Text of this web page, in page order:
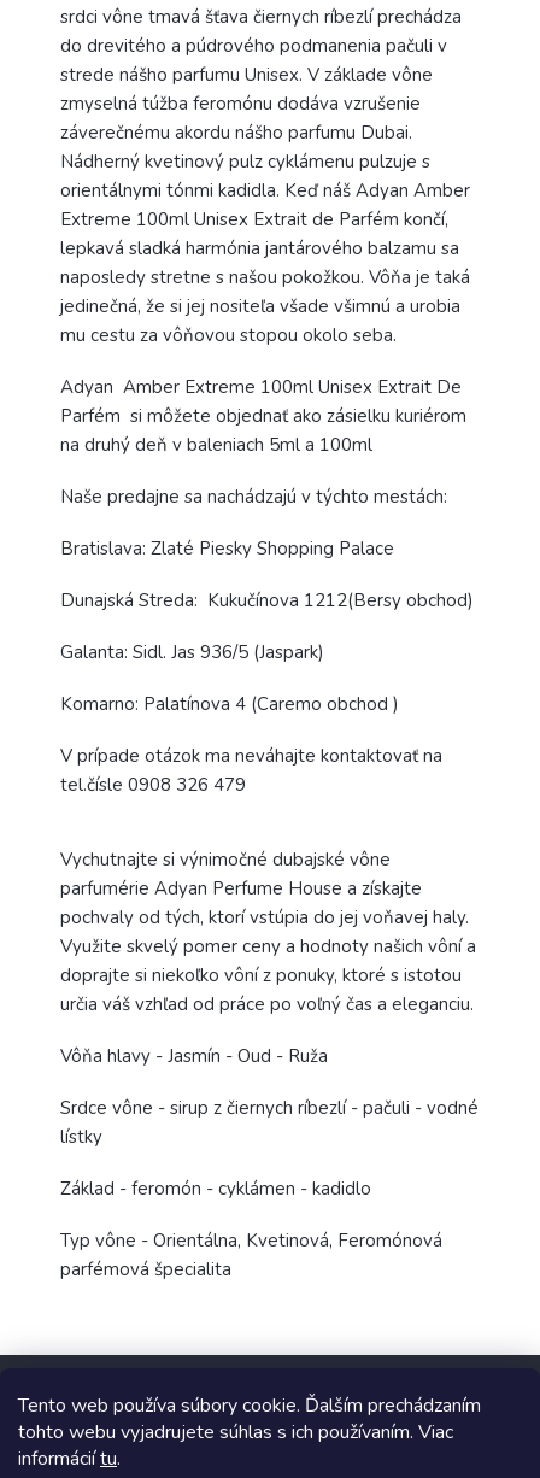
Tento web používa súbory cookie. Ďalším prechádzaním
tohto webu vyjadrujete súhlas s ich používaním. Viac
informáciítu.
srdci vône tmavá šťava čiernych ríbezlí prechádza
do drevitého a púdrového podmanenia pačuli v
strede nášho parfumu Unisex. V základe vône
zmyselná túžba feromónu dodáva vzrušenie
záverečnému akordu nášho parfumu Dubai.
Nádherný kvetinový pulz cyklámenu pulzuje s
orientálnymi tónmi kadidla. Keď náš Adyan Amber
Extreme 100ml Unisex Extrait de Parfém končí,
lepkavá sladká harmónia jantárového balzamu sa
naposledy stretne s našou pokožkou. Vôňa je taká
jedinečná, že si jej nositeľa všade všimnú a urobia
mu cestu za vôňovou stopou okolo seba.
Adyan Amber Extreme 100ml Unisex Extrait De
Parfém si môžete objednať ako zásielku kuriérom
na druhý deň v baleniach 5ml a 100ml
Naše predajne sa nachádzajú v týchto mestách:
Bratislava: Zlaté Piesky Shopping Palace
Dunajská Streda: Kukučínova 1212(Bersy obchod)
Galanta: Sidl. Jas 936/5 (Jaspark)
Komarno: Palatínova 4 (Caremo obchod )
V prípade otázok ma neváhajte kontaktovať na
tel.čísle 0908 326 479
Vychutnajte si výnimočné dubajské vône
parfumérie Adyan Perfume House a získajte
pochvaly od tých, ktorí vstúpia do jej voňavej haly.
Využite skvelý pomer ceny a hodnoty našich vôní a
doprajte si niekoľko vôní z ponuky, ktoré s istotou
určia váš vzhľad od práce po voľný čas a eleganciu.
Vôňa hlavy - Jasmín - Oud - Ruža
Srdce vône - sirup z čiernych ríbezlí - pačuli - vodné
lístky
Základ - feromón - cyklámen - kadidlo
Typ vône - Orientálna, Kvetinová, Feromónová
parfémová špecialita